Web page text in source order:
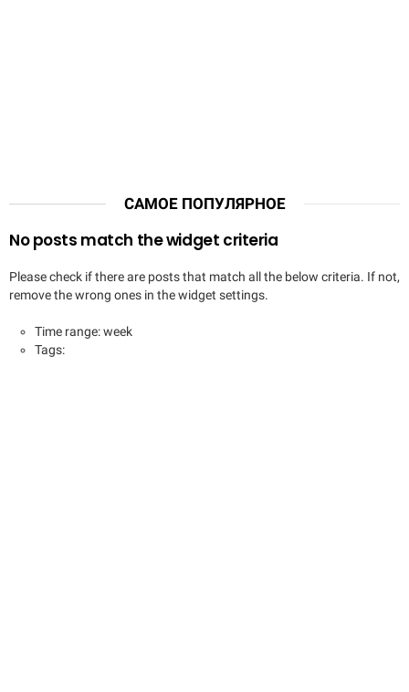
САМОЕ ПОПУЛЯРНОЕ
No posts match the widget criteria
Please check if there are posts that match all the below criteria. If not,
remove the wrong ones in the widget settings.
Time range: week
Tags: